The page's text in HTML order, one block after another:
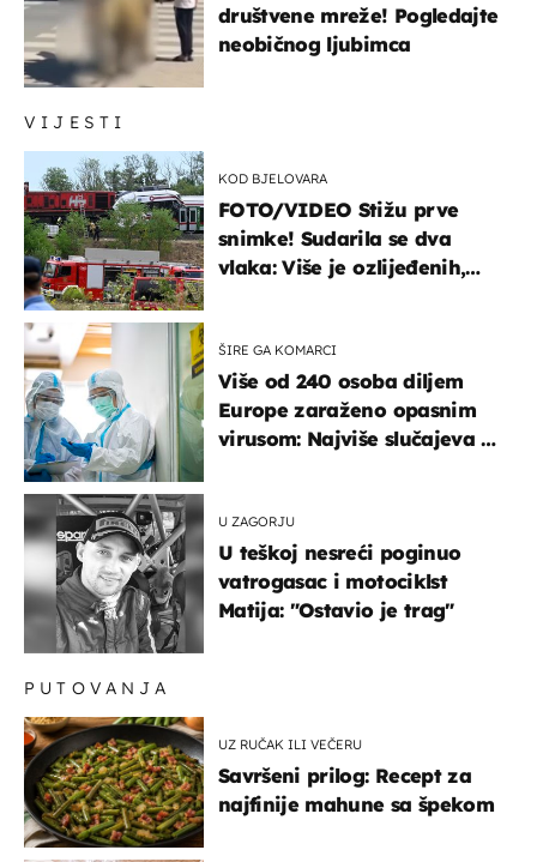
VIJESTI
KOD BJELOVARA
FOTO/VIDEO Stižu prve
snimke! Sudarila se dva
vlaka: Više je ozlijeđenih,
ŠIRE GA KOMARCI
Više od 240 osoba diljem
Europe zaraženo opasnim
virusom: Najviše slučajeva u
U ZAGORJU
U teškoj nesreći poginuo
vatrogasac i motociklst
Matija: "Ostavio je trag"
društvene mreže! Pogledajte
neobičnog ljubimca
PUTOVANJA
UZ RUČAK ILI VEČERU
Savršeni prilog: Recept za
najfinije mahune sa špekom